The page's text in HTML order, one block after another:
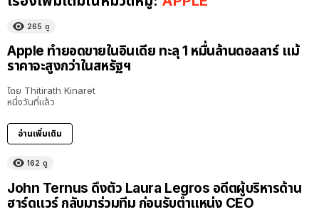
265 ดู
Apple ทำยอดขายในอินเดีย ทะลุ 1 หมื่นล้านดอลลาร์ แม้
ราคาจะสูงกว่าในสหรัฐฯ
โดย Thitirath Kinaret
หนึ่งวันที่แล้ว
อ่านเพิ่มเติม
162 ดู
John Ternus ดึงตัว Laura Legros อดีตผู้บริหารด้าน
ฮาร์ดแวร์ กลับมาร่วมทีม ก่อนรับตำแหน่ง CEO